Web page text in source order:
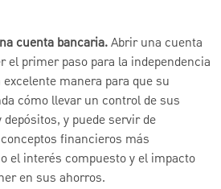
cuenta bancaria.Abrir una cuenta
el primer paso para la independencia
manera para que su
cómo llevar un control de sus
y puede servir de
financieros más
el interés compuesto y el impacto
en sus ahorros.